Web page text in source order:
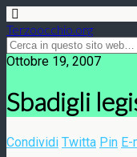
Terzoocchio.org
Ottobre 19, 2007
Sbadigli
Condividi Twitta Pin E-